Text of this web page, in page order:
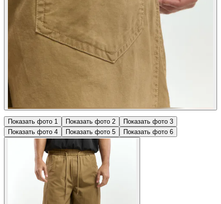
Показать фото 1 Показать фото 2 Показать фото 3
Показать фото 4 Показать фото 5 Показать фото 6